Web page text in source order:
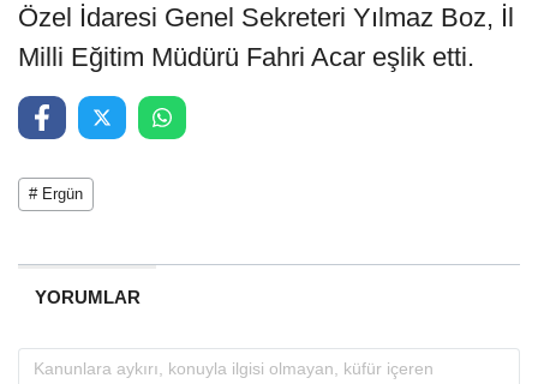
Özel İdaresi Genel Sekreteri Yılmaz Boz, İl
Milli Eğitim Müdürü Fahri Acar eşlik etti.
# Ergün
YORUMLAR